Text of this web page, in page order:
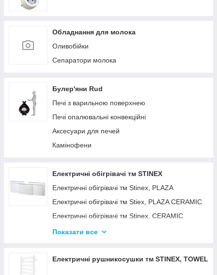
Обладнання для молока
Оливобійки
Сепаратори молока
Булер'яни Rud
Печі з варильною поверхнею
Печі опалювальні конвекційні
Аксесуари для печей
Камінофени
Електричні обігрівачі тм STINEX
Електричні обігрівачі тм Stinex, PLAZA
Електричні обігрівачі тм Stiex, PLAZA CERAMIC
Електричні обігрівачі тм Stinex, CERAMIC
Електричні обігрівачі тм Stinex, COMBIE
Показати все
Електричні рушникосушки тм STINEX, TOWEL